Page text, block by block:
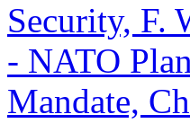
Security, F.
- NATO
Mandate,